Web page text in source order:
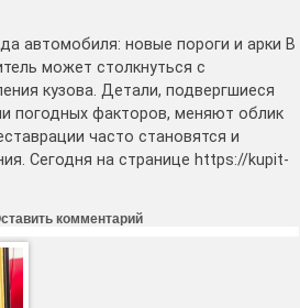
автомобиля: новые пороги и арки В
может столкнуться с
кузова. Детали, подвергшиеся
погодных факторов, меняют облик
часто становятся и
Сегодня на странице https://kupit-
комментарийк